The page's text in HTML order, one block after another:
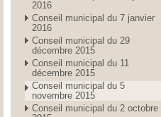
2016
Conseil municipal du 7 janvier
2016
Conseil municipal du 29
décembre 2015
Conseil municipal du 11
décembre 2015
Conseil municipal du 5
novembre 2015
Conseil municipal du 2 octobre